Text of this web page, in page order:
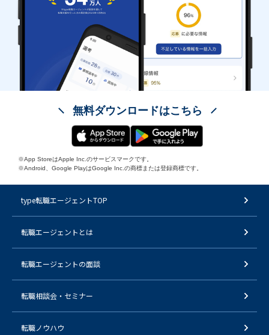
無料ダウンロードはこちら
※App StoreはApple Inc.のサービスマークです。
※Android、Google PlayはGoogle Inc.の商標または登録商標です。
type転職エージェントTOP
転職エージェントとは
転職エージェントの面談
転職相談会・セミナー
転職ノウハウ